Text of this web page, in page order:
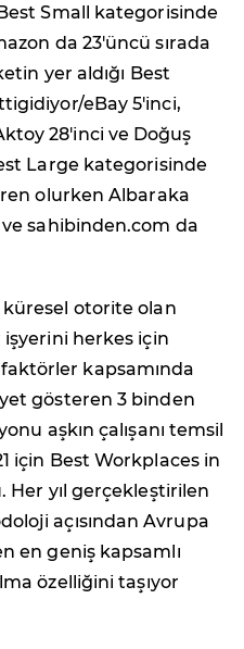
Small kategorisinde
da 23'üncü sırada
yer aldığı Best
eBay 5'inci,
28'inci ve Doğuş
Large kategorisinde
olurken Albaraka
sahibinden.com da
otorite olan
herkes için
kapsamında
gösteren 3 binden
aşkın çalışanı temsil
için Best Workplaces in
yıl gerçekleştirilen
açısından Avrupa
en geniş kapsamlı
özelliğini taşıyor